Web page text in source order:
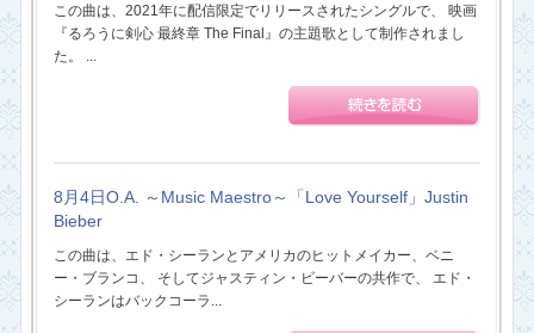
この曲は、2021年に配信限定でリリースされたシングルで、 映画
『るろうに剣心 最終章 The Final』の主題歌として制作されまし
た。 ...
8月4日O.A. ～Music Maestro～「Love Yourself」Justin
Bieber
この曲は、エド・シーランとアメリカのヒットメイカー、ベニ
ー・ブランコ、 そしてジャスティン・ビーバーの共作で、 エド・
シーランはバックコーラ...